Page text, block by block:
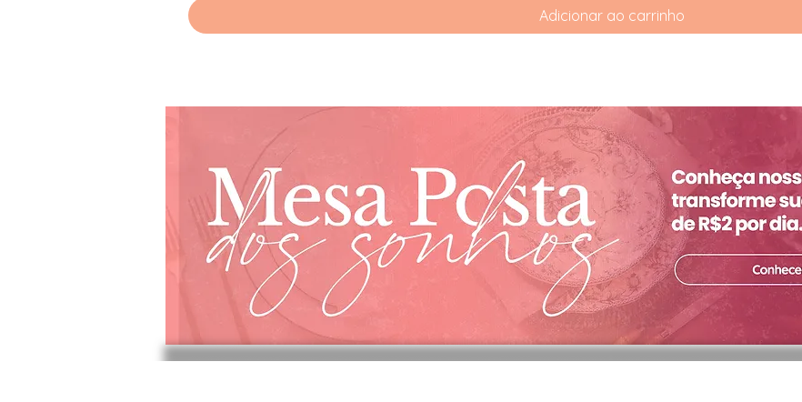
Adicionar ao carrinho